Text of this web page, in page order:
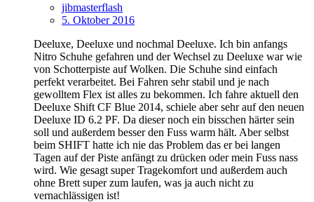
jibmasterflash
5. Oktober 2016
Deeluxe, Deeluxe und nochmal Deeluxe. Ich bin anfangs
Nitro Schuhe gefahren und der Wechsel zu Deeluxe war wie
von Schotterpiste auf Wolken. Die Schuhe sind einfach
perfekt verarbeitet. Bei Fahren sehr stabil und je nach
gewolltem Flex ist alles zu bekommen. Ich fahre aktuell den
Deeluxe Shift CF Blue 2014, schiele aber sehr auf den neuen
Deeluxe ID 6.2 PF. Da dieser noch ein bisschen härter sein
soll und außerdem besser den Fuss warm hält. Aber selbst
beim SHIFT hatte ich nie das Problem das er bei langen
Tagen auf der Piste anfängt zu drücken oder mein Fuss nass
wird. Wie gesagt super Tragekomfort und außerdem auch
ohne Brett super zum laufen, was ja auch nicht zu
vernachlässigen ist!